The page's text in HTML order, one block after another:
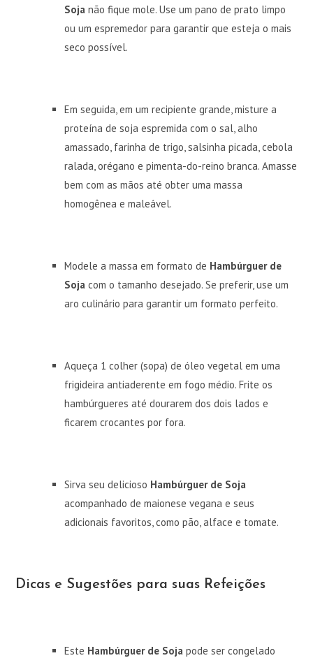
Soja não fique mole. Use um pano de prato limpo
ou um espremedor para garantir que esteja o mais
seco possível.
Em seguida, em um recipiente grande, misture a
proteína de soja espremida com o sal, alho
amassado, farinha de trigo, salsinha picada, cebola
ralada, orégano e pimenta-do-reino branca. Amasse
bem com as mãos até obter uma massa
homogênea e maleável.
Modele a massa em formato de Hambúrguer de
Soja com o tamanho desejado. Se preferir, use um
aro culinário para garantir um formato perfeito.
Aqueça 1 colher (sopa) de óleo vegetal em uma
frigideira antiaderente em fogo médio. Frite os
hambúrgueres até dourarem dos dois lados e
ficarem crocantes por fora.
Sirva seu delicioso Hambúrguer de Soja
acompanhado de maionese vegana e seus
adicionais favoritos, como pão, alface e tomate.
Dicas e Sugestões para suas Refeições
Este Hambúrguer de Soja pode ser congelado